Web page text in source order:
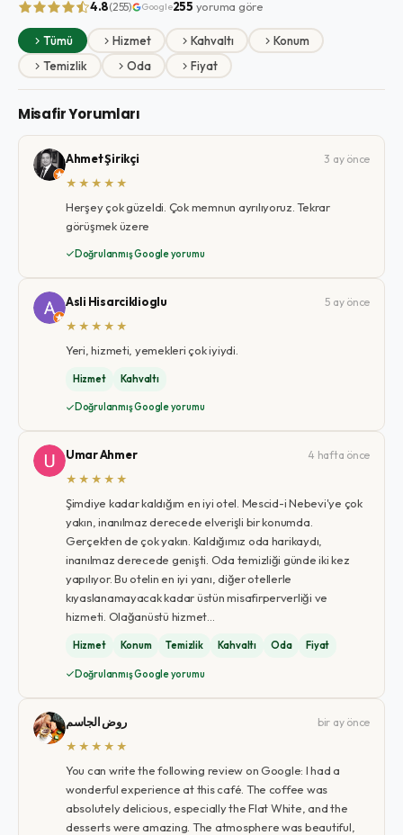
4.8(255) Google255 yoruma göre
Tümü Hizmet Kahvaltı
Konum
Temizlik
Oda Fiyat
Misafir Yorumları
Ahmet Şirikçi
3 ay önce
★★★★★
Herşey çok güzeldi. Çok memnun ayrılıyoruz. Tekrar
görüşmek üzere
Doğrulanmış Google yorumu
Asli Hisarciklioglu
5 ay önce
★★★★★
Yeri, hizmeti, yemekleri çok iyiydi.
Hizmet Kahvaltı
Doğrulanmış Google yorumu
Umar Ahmer
4 hafta önce
★★★★★
Şimdiye kadar kaldığım en iyi otel. Mescid-i Nebevi'ye çok
yakın, inanılmaz derecede elverişli bir konumda.
Gerçekten de çok yakın. Kaldığımız oda harikaydı,
inanılmaz derecede genişti. Oda temizliği günde iki kez
yapılıyor. Bu otelin en iyi yanı, diğer otellerle
kıyaslanamayacak kadar üstün misafirperverliği ve
hizmeti. Olağanüstü hizmet…
Hizmet Konum Temizlik Kahvaltı Oda Fiyat
Doğrulanmış Google yorumu
روض الجاسم
bir ay önce
★★★★★
You can write the following review on Google: I had a
wonderful experience at this café. The coffee was
absolutely delicious, especially the Flat White, and the
desserts were amazing. The atmosphere was beautiful,